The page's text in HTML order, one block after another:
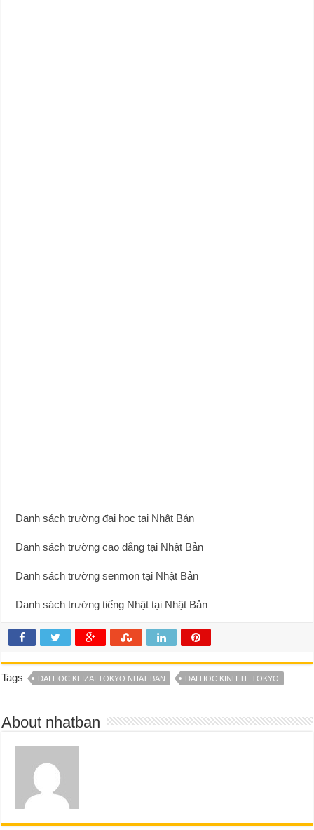
Danh sách trường đại học tại Nhật Bản
Danh sách trường cao đẳng tại Nhật Bản
Danh sách trường senmon tại Nhật Bản
Danh sách trường tiếng Nhật tại Nhật Bản
Tags DAI HOC KEIZAI TOKYO NHAT BAN DAI HOC KINH TE TOKYO
About nhatban